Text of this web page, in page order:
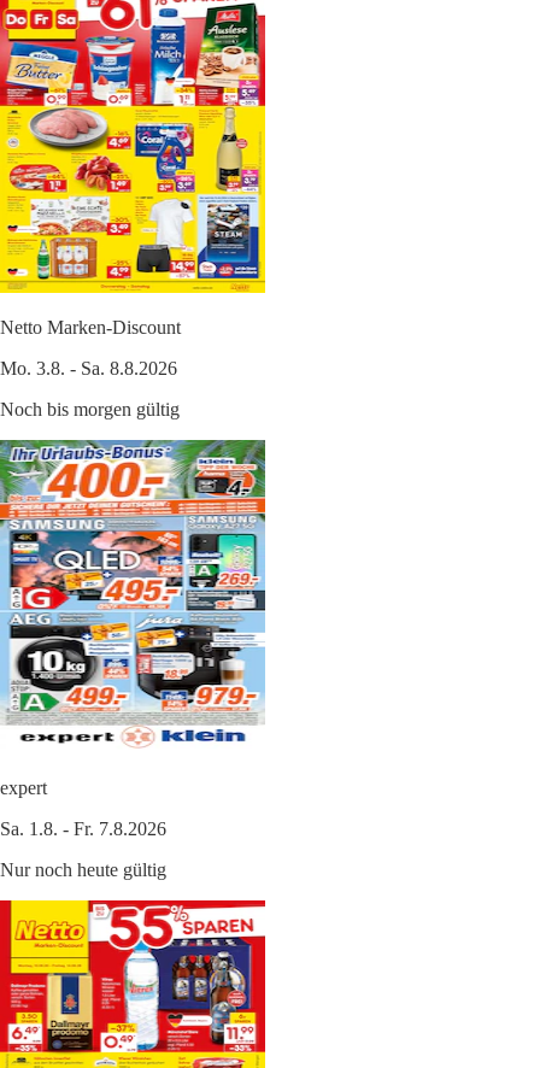
Netto Marken-Discount
Mo. 3.8. - Sa. 8.8.2026
Noch bis morgen gültig
expert
Sa. 1.8. - Fr. 7.8.2026
Nur noch heute gültig